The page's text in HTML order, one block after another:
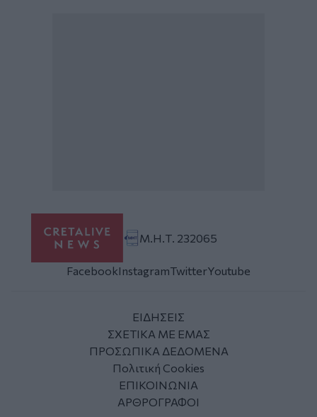
Μ.Η.Τ. 232065
FacebookInstagramTwitterYoutube
ΕΙΔΗΣΕΙΣ
ΣΧΕΤΙΚΑ ΜΕ ΕΜΑΣ
ΠΡΟΣΩΠΙΚΑ ΔΕΔΟΜΕΝΑ
Πολιτική Cookies
ΕΠΙΚΟΙΝΩΝΙΑ
ΑΡΘΡΟΓΡΑΦΟΙ